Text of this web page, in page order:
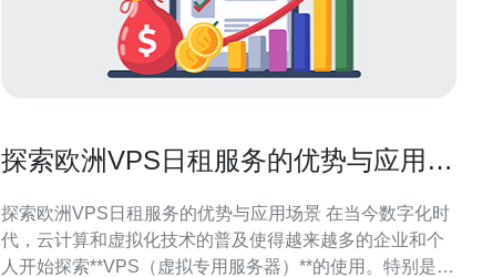
探索欧洲VPS日租服务的优势与应用场
探索欧洲VPS日租服务的优势与应用场景 在当今数字化时
代，云计算和虚拟化技术的普及使得越来越多的企业和个
人开始探索**VPS（虚拟专用服务器）**的使用。特别是在